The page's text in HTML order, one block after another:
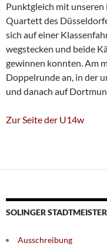
Punktgleich mit
Quartett des
sich auf einer
wegstecken und beide
gewinnen konnten. Am
Doppelrunde an, in der
und danach auf
Zur Seite der U14w
SOLINGER
Ausschreibung